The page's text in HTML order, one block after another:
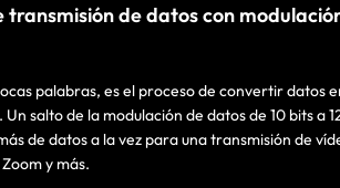
transmisión de datos con
palabras, es el proceso de convertir datos
salto de la modulación de datos de 10 bits a
de datos a la vez para una transmisión de
y más.